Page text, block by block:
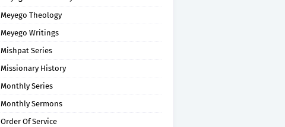
Meyego Theology
Meyego Writings
Mishpat Series
Missionary History
Monthly Series
Monthly Sermons
Order Of Service